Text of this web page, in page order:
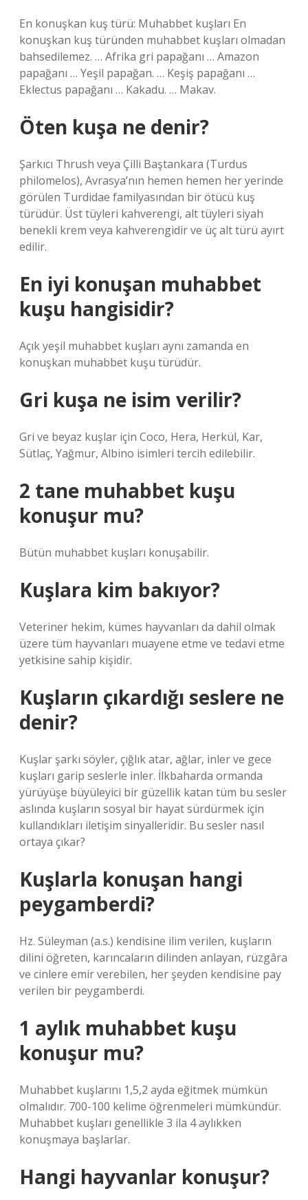
En konuşkan kuş türü: Muhabbet kuşları En
konuşkan kuş türünden muhabbet kuşları olmadan
bahsedilemez. … Afrika gri papağanı … Amazon
papağanı … Yeşil papağan. … Keşiş papağanı …
Eklectus papağanı … Kakadu. … Makav.
Öten kuşa ne denir?
Şarkıcı Thrush veya Çilli Baştankara (Turdus
philomelos), Avrasya’nın hemen hemen her yerinde
görülen Turdidae familyasından bir ötücü kuş
türüdür. Üst tüyleri kahverengi, alt tüyleri siyah
benekli krem ​​veya kahverengidir ve üç alt türü ayırt
edilir.
En iyi konuşan muhabbet
kuşu hangisidir?
Açık yeşil muhabbet kuşları aynı zamanda en
konuşkan muhabbet kuşu türüdür.
Gri kuşa ne isim verilir?
Gri ve beyaz kuşlar için Coco, Hera, Herkül, Kar,
Sütlaç, Yağmur, Albino isimleri tercih edilebilir.
2 tane muhabbet kuşu
konuşur mu?
Bütün muhabbet kuşları konuşabilir.
Kuşlara kim bakıyor?
Veteriner hekim, kümes hayvanları da dahil olmak
üzere tüm hayvanları muayene etme ve tedavi etme
yetkisine sahip kişidir.
Kuşların çıkardığı seslere ne
denir?
Kuşlar şarkı söyler, çığlık atar, ağlar, inler ve gece
kuşları garip seslerle inler. İlkbaharda ormanda
yürüyüşe büyüleyici bir güzellik katan tüm bu sesler
aslında kuşların sosyal bir hayat sürdürmek için
kullandıkları iletişim sinyalleridir. Bu sesler nasıl
ortaya çıkar?
Kuşlarla konuşan hangi
peygamberdi?
Hz. Süleyman (a.s.) kendisine ilim verilen, kuşların
dilini öğreten, karıncaların dilinden anlayan, rüzgâra
ve cinlere emir verebilen, her şeyden kendisine pay
verilen bir peygamberdi.
1 aylık muhabbet kuşu
konuşur mu?
Muhabbet kuşlarını 1,5,2 ayda eğitmek mümkün
olmalıdır. 700-100 kelime öğrenmeleri mümkündür.
Muhabbet kuşları genellikle 3 ila 4 aylıkken
konuşmaya başlarlar.
Hangi hayvanlar konuşur?